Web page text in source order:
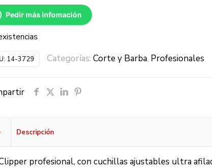
Pedir más infomación
14-3729 Categorías: Corte y Barba, Profesionales
Descripción
profesional, con cuchillas ajustables ultra